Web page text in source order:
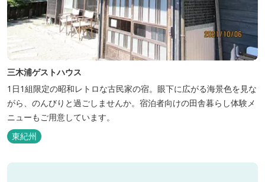
三木浦ゲストハウス
1日1組限定の昭和レトロな古民家の宿。眼下に広がる海景色を見な
がら、のんびりと過ごしませんか。宿泊者向けの田舎暮らし体験メ
ニューもご用意しています。
東紀州